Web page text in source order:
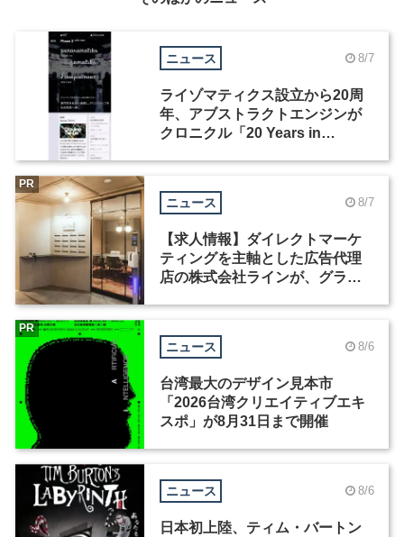
ニュース 8/7
ライゾマティクス設立から20周
年、アブストラクトエンジンが
クロニクル「20 Years in
ニュース 8/7
【求人情報】ダイレクトマーケ
ティングを主軸とした広告代理
店の株式会社ラインが、グラフ
PR
ニュース 8/6
台湾最大のデザイン見本市
「2026台湾クリエイティブエキ
スポ」が8月31日まで開催
PR
ニュース 8/6
日本初上陸、ティム・バートン